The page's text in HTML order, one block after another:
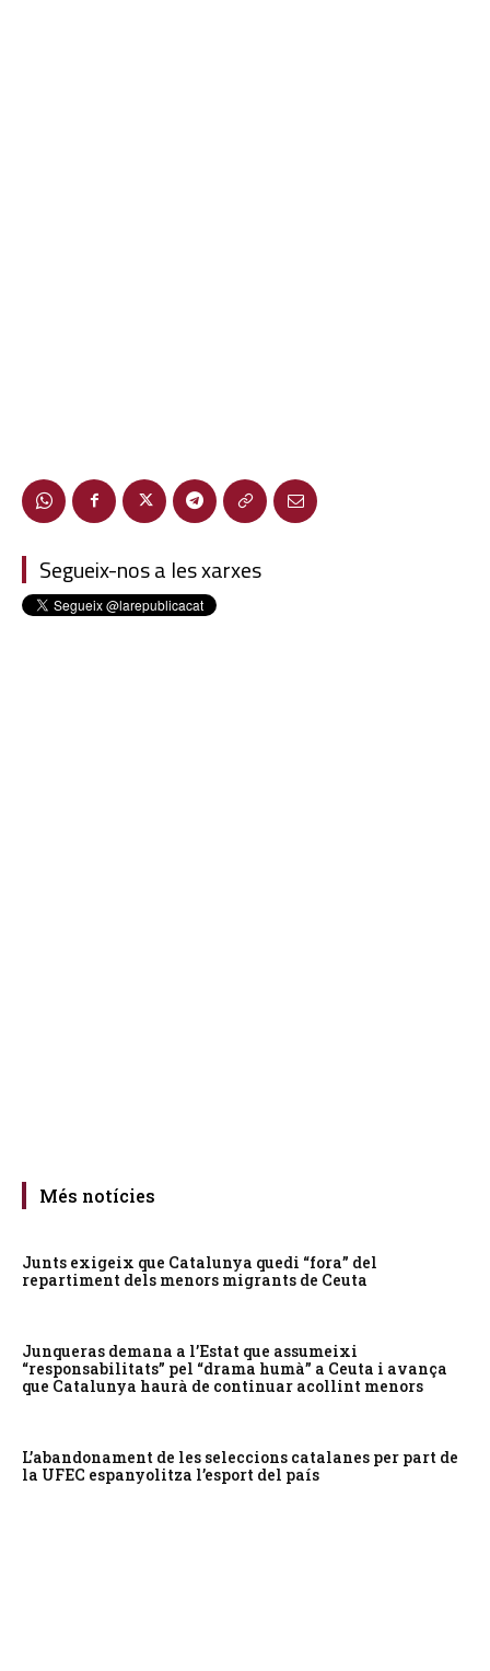
Segueix-nos a les xarxes
Més notícies
Junts exigeix que Catalunya quedi “fora” del
repartiment dels menors migrants de Ceuta
Junqueras demana a l’Estat que assumeixi
“responsabilitats” pel “drama humà” a Ceuta i avança
que Catalunya haurà de continuar acollint menors
L’abandonament de les seleccions catalanes per part de
la UFEC espanyolitza l’esport del país